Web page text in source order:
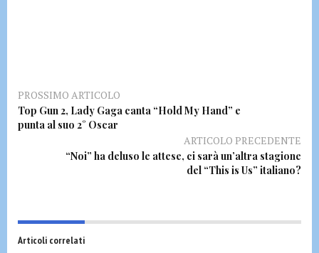
PROSSIMO ARTICOLO
Top Gun 2, Lady Gaga canta “Hold My Hand” e
punta al suo 2° Oscar
ARTICOLO PRECEDENTE
“Noi” ha deluso le attese, ci sarà un’altra stagione
del “This is Us” italiano?
Articoli correlati